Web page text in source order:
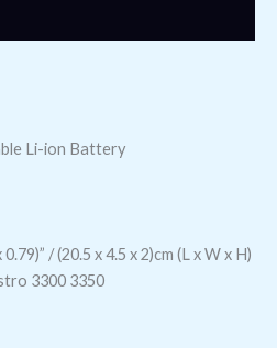
Li-ion Battery
/ (20.5 x 4.5 x 2)cm (L x W x H)
3300 3350